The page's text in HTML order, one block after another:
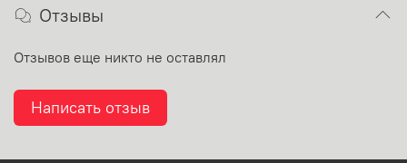
Отзывы
Отзывов еще никто не оставлял
Написать отзыв